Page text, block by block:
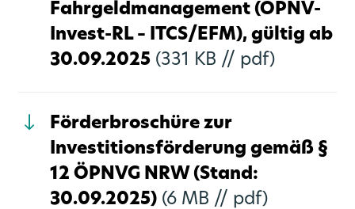
Fahrgeldmanagement (ÖPNV-
Invest-RL – ITCS/EFM), gültig ab
30.09.2025(331 KB // pdf)
Förderbroschüre zur
Investitionsförderung gemäß §
12 ÖPNVG NRW (Stand:
30.09.2025)(6 MB // pdf)